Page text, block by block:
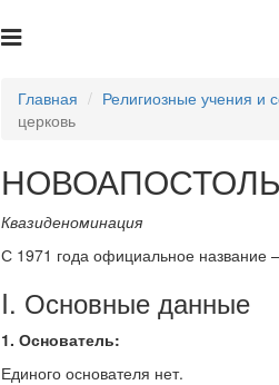
Главная Религиозные учения и
церковь
Квазиденоминация
С 1971 года официальное название –
I. Основные данные
1. Основатель:
Единого основателя нет.